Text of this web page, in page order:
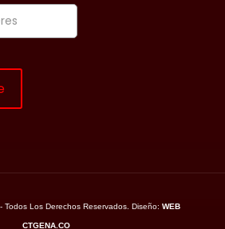
- Todos Los Derechos Reservados. Diseño: WEB
CTGENA.CO